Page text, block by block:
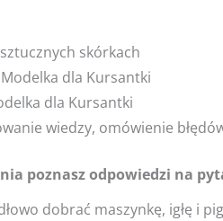
skórkach
dla Kursantki
dla Kursantki
wiedzy, omówienie
poznasz odpowiedzi na
dobrać maszynkę, igłę i